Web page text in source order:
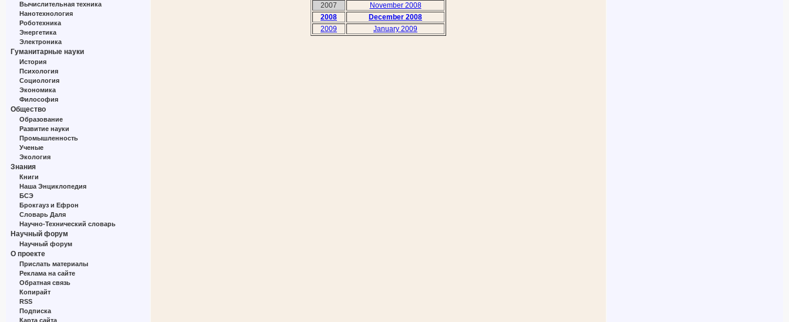
Вычислительная техника
Нанотехнология
Роботехника
Энергетика
Электроника
Гуманитарные науки
История
Психология
Социология
Экономика
Философия
Общество
Образование
Развитие науки
Промышленность
Ученые
Экология
Знания
Книги
Наша Энциклопедия
БСЭ
Брокгауз и Ефрон
Словарь Даля
Научно-Технический словарь
Научный форум
Научный форум
О проекте
Прислать материалы
Реклама на сайте
Обратная связь
Копирайт
RSS
Подписка
Карта сайта
2007
November 2008
2008
December 2008
2009
January 2009